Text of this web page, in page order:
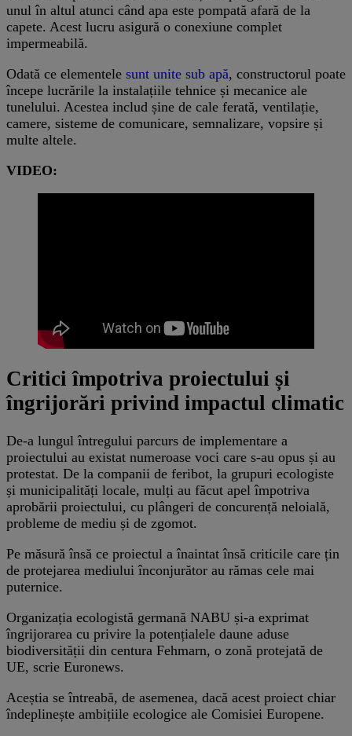
unul în altul atunci când apa este pompată afară de la
capete. Acest lucru asigură o conexiune complet
impermeabilă.
Odată ce elementele sunt unite sub apă, constructorul poate
începe lucrările la instalațiile tehnice și mecanice ale
tunelului. Acestea includ șine de cale ferată, ventilație,
camere, sisteme de comunicare, semnalizare, vopsire și
multe altele.
VIDEO:
Critici împotriva proiectului și
îngrijorări privind impactul climatic
De-a lungul întregului parcurs de implementare a
proiectului au existat numeroase voci care s-au opus și au
protestat. De la companii de feribot, la grupuri ecologiste
și municipalități locale, mulți au făcut apel împotriva
aprobării proiectului, cu plângeri de concurență neloială,
probleme de mediu și de zgomot.
Pe măsură însă ce proiectul a înaintat însă criticile care țin
de protejarea mediului înconjurător au rămas cele mai
puternice.
Organizația ecologistă germană NABU și-a exprimat
îngrijorarea cu privire la potențialele daune aduse
biodiversității din centura Fehmarn, o zonă protejată de
UE, scrie Euronews.
Aceștia se întreabă, de asemenea, dacă acest proiect chiar
îndeplinește ambițiile ecologice ale Comisiei Europene.